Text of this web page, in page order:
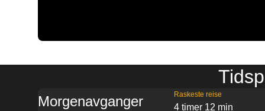
Morgenavganger Raskeste reise
4 timer 12 min